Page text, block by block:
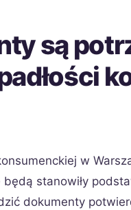
są
w
stanowiły
dokumenty